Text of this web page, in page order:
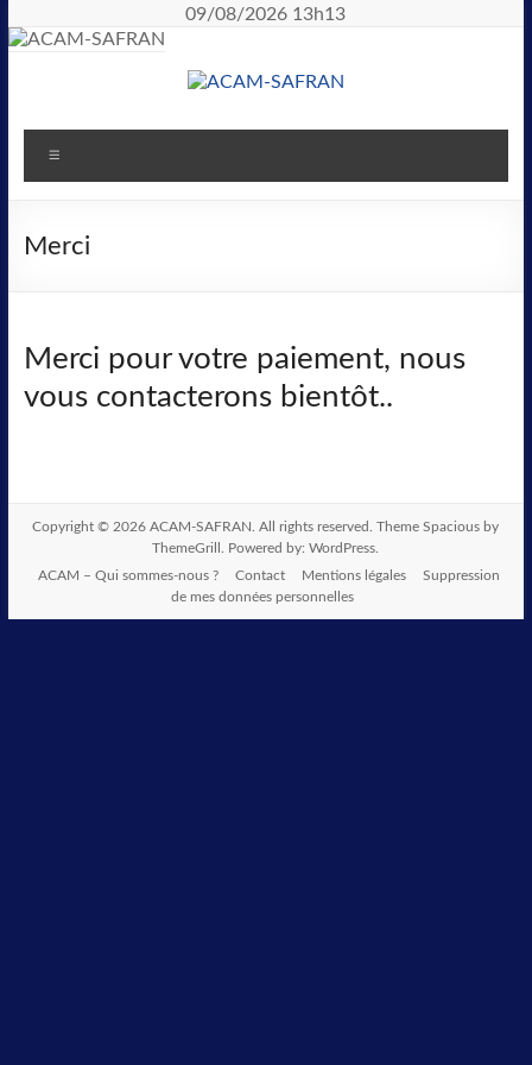
09/08/2026 13h13
Merci
Merci pour votre paiement, nous
vous contacterons bientôt..
Copyright © 2026ACAM-SAFRAN . All rights reserved. ThemeSpacious by
ThemeGrill. Powered by:WordPress
ACAM – Qui sommes-nous ?
Contact Mentions légales
Suppression
de mes données personnelles